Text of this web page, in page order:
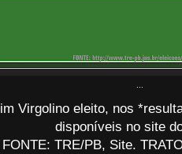
Virgolino eleito, nos
disponíveis no site
FONTE: TRE/PB, Site.